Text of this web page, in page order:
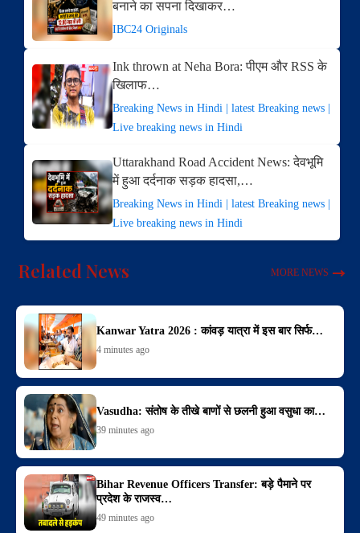
बनाने का सपना दिखाकर…
IBC24 Originals
Ink thrown at Neha Bora: पीएम और RSS के
खिलाफ…
Breaking News in Hindi | latest Breaking news |
Live breaking news in Hindi
Uttarakhand Road Accident News: देवभूमि
में हुआ दर्दनाक सड़क हादसा,…
Breaking News in Hindi | latest Breaking news |
Live breaking news in Hindi
Related News MORE NEWS
Kanwar Yatra 2026 : कांवड़ यात्रा में इस बार सिर्फ…
4 minutes ago
Vasudha: संतोष के तीखे बाणों से छलनी हुआ वसुधा का…
39 minutes ago
Bihar Revenue Officers Transfer: बड़े पैमाने पर
प्रदेश के राजस्व…
49 minutes ago